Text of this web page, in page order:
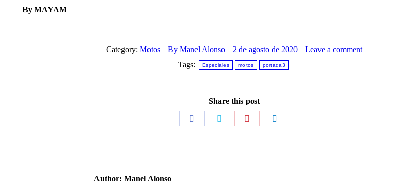
By MAYAM
Category: Motos By Manel Alonso 2 de agosto de 2020
Leave a comment
Tags:
Especiales motos portada3
Share this post
Author: Manel Alonso